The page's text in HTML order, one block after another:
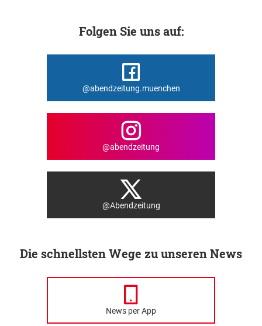
Folgen Sie uns auf:
@abendzeitung.muenchen
@abendzeitung
@Abendzeitung
Die schnellsten Wege zu unseren News
News per App